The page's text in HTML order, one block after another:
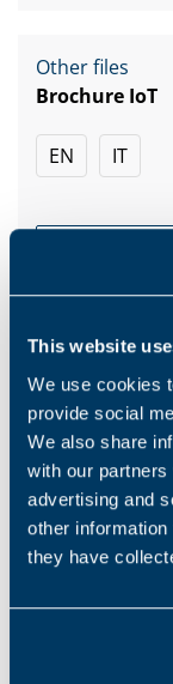
This website
We use cookies
provide social
We also share
with our
advertising and
other
they have
Other files
Brochure IoT
EN IT
Productos
Middle name